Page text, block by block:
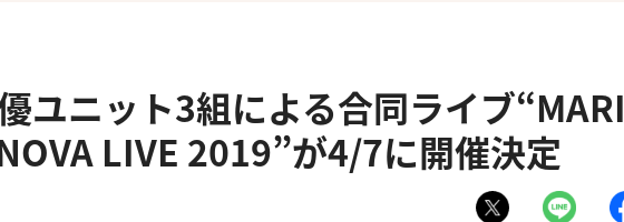
ユニット3組による合同ライブ“MARI
LIVE 2019”が4/7に開催決定